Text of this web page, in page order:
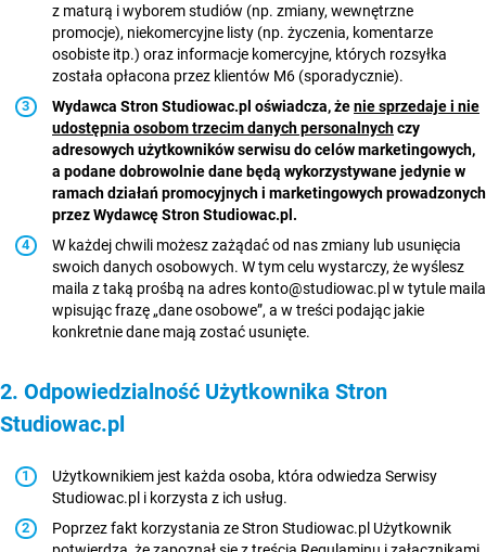
z maturą i wyborem studiów (np. zmiany, wewnętrzne
promocje), niekomercyjne listy (np. życzenia, komentarze
osobiste itp.) oraz informacje komercyjne, których rozsyłka
została opłacona przez klientów M6 (sporadycznie).
Wydawca Stron Studiowac.pl oświadcza, żenie sprzedaje i nie
udostępnia osobom trzecim danych personalnychczy
adresowych użytkowników serwisu do celów marketingowych,
a podane dobrowolnie dane będą wykorzystywane jedynie w
ramach działań promocyjnych i marketingowych prowadzonych
przez Wydawcę Stron Studiowac.pl.
W każdej chwili możesz zażądać od nas zmiany lub usunięcia
swoich danych osobowych. W tym celu wystarczy, że wyślesz
maila z taką prośbą na adres konto@studiowac.pl w tytule maila
wpisując frazę „dane osobowe”, a w treści podając jakie
konkretnie dane mają zostać usunięte.
2. Odpowiedzialność Użytkownika Stron
Studiowac.pl
Użytkownikiem jest każda osoba, która odwiedza Serwisy
Studiowac.pl i korzysta z ich usług.
Poprzez fakt korzystania ze Stron Studiowac.pl Użytkownik